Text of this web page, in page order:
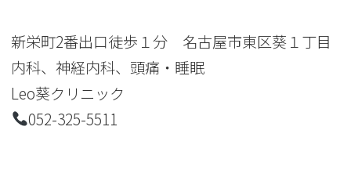
新栄町2番出口徒歩１分 名古屋市東区葵１丁目
内科、神経内科、頭痛・睡眠
Leo葵クリニック
052-325-5511